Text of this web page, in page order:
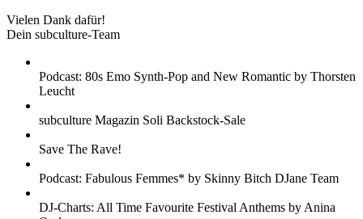
Vielen Dank dafür!
Dein subculture-Team
Podcast: 80s Emo Synth-Pop and New Romantic by Thorsten
Leucht
subculture Magazin Soli Backstock-Sale
Save The Rave!
Podcast: Fabulous Femmes* by Skinny Bitch DJane Team
DJ-Charts: All Time Favourite Festival Anthems by Anina